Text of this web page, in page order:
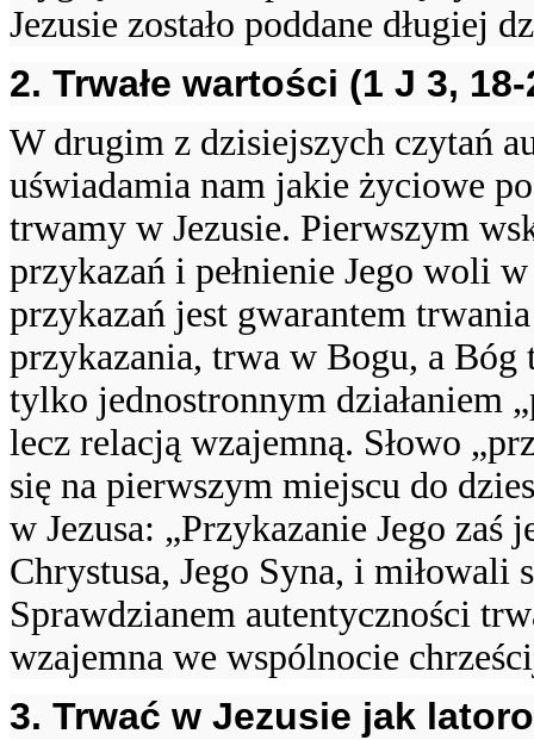
Jezusie zostało poddane długiej
2. Trwałe wartości (1 J 3,
W drugim z dzisiejszych czytań
uświadamia nam jakie życiowe
trwamy w Jezusie. Pierwszym
przykazań i pełnienie Jego woli
przykazań jest gwarantem
przykazania, trwa w Bogu, a
tylko jednostronnym działaniem
lecz relacją wzajemną. Słowo
się na pierwszym miejscu do
w Jezusa: „Przykazanie Jego
Chrystusa, Jego Syna, i miłowali
Sprawdzianem autentyczności
wzajemna we wspólnocie
3. Trwać w Jezusie jak